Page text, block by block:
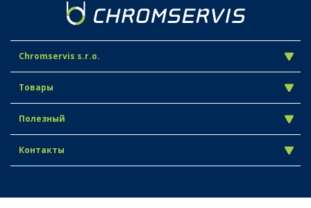
Chromservis s.r.o.
Товары
Полезный
Контакты